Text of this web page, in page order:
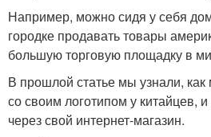
Например, можно сидя у себя
городке продавать товары
большую торговую площадку в
В прошлой статье мы узнали, как
со своим логотипом у китайцев, и
через свой интернет-магазин.